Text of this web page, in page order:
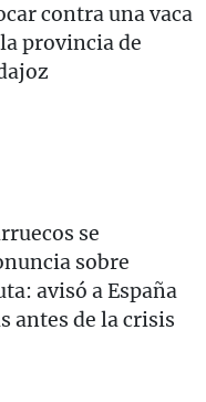
contra una vaca
provincia de
se
sobre
avisó a España
antes de la crisis